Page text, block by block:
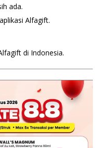
ada.
Alfagift.
di Indonesia.